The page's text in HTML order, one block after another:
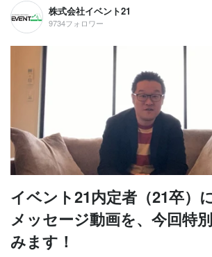
株式会社イベント21
9734フォロワー
イベント21内定者（21卒）
メッセージ動画を、今回特
みます！